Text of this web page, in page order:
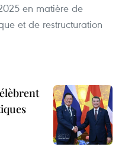
en matière de
et de restructuration